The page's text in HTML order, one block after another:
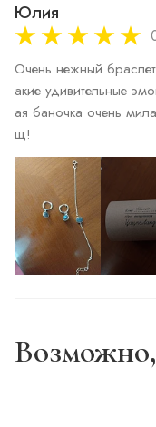
Юлия
Очень нежный
акие удивительные
ая баночка очень
щ!